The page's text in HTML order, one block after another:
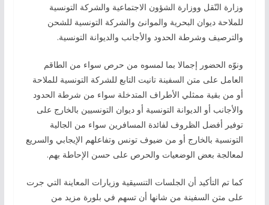
وزارة النّقل ووزارة الشؤون الاجتماعية والشركة التونسية
للملاحة ديوان البحرية والموانئ والشركة التونسية للشحن
والترصيف وشرطة الحدود والأجانب والديوانة التونسية.
ونوّه الحضور إجمالا بما لمسوه من حرص سواء من الطاقم
العامل على متن السفينة تانيت التابع للشركة التونسية للملاحة
أو من بقية ممثلي الأطراف المتدخلة سواء من شرطة الحدود
والأجانب أو الديوانة التونسية أو ديوان التونسيين بالخارج على
توفير أفضل الظروف لفائدة المسافرين سواء من الجالية
التونسية بالخارج أو من ضيوف تونس وتفاعلهم الإيجابي والسريع
لمعالجة بعض الوضعيات والحرص على حسن الإحاطة بهم.
كما تم التأكيد أن الجلسات التنسيقية وزيارات المعاينة التي جرت
على متن السفينة من شانها أن تسهم في بلورة مزيد من